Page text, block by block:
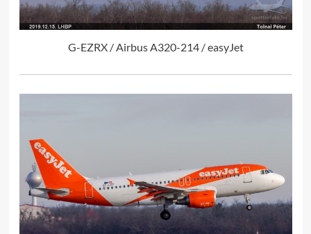
G-EZRX / Airbus A320-214 / easyJet